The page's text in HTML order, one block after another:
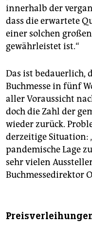
innerhalb der
dass die erwartete
einer solchen
gewährleistet ist.“
Das ist bedauerlich,
Buchmesse in fünf
aller Voraussicht
doch die Zahl der
wieder zurück.
derzeitige Situation:
pandemische Lage
sehr vielen
Buchmessedirektor